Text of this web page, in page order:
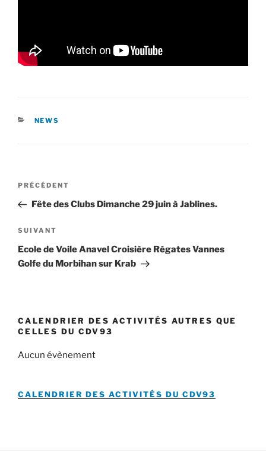
CATÉGORIES
NEWS
Navigation
l’article
Article
précédent
PRÉCÉDENT
Fête des Clubs Dimanche 29 juin à Jablines.
Article
suivant
SUIVANT
Ecole de Voile Anavel Croisière Régates Vannes
Golfe du Morbihan sur Krab
CALENDRIER DES ACTIVITÉS AUTRES QUE
CELLES DU CDV93
Aucun évènement
CALENDRIER DES ACTIVITÉS DU CDV93